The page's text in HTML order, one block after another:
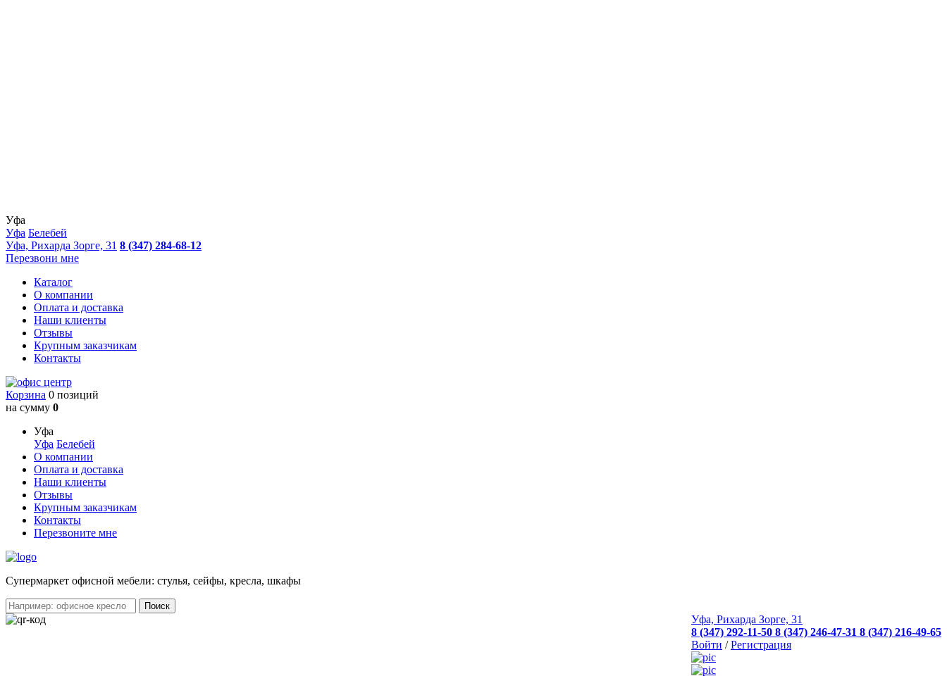
Уфа
Уфа Белебей
Уфа, Рихарда Зорге, 31 8 (347) 284-68-12
Перезвони мне
Каталог
О компании
Оплата и доставка
Наши клиенты
Отзывы
Крупным заказчикам
Контакты
Корзина 0 позиций
на сумму 0
Уфа
Уфа Белебей
О компании
Оплата и доставка
Наши клиенты
Отзывы
Крупным заказчикам
Контакты
Перезвоните мне
Cупермаркет офисной мебели: стулья, сейфы, кресла, шкафы
Уфа, Рихарда Зорге, 31
8 (347) 292-11-50 8 (347) 246-47-31 8 (347) 216-49-65
Войти /Регистрация